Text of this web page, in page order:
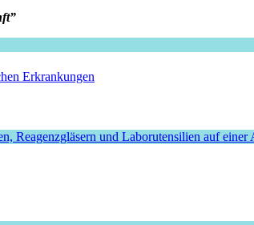
Erkrankungen